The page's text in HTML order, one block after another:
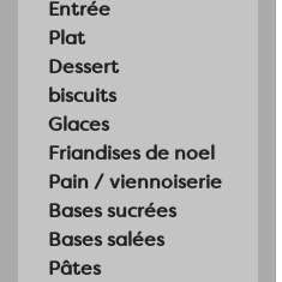
Entrée
Plat
Dessert
biscuits
Glaces
Friandises de noel
Pain / viennoiserie
Bases sucrées
Bases salées
Pâtes